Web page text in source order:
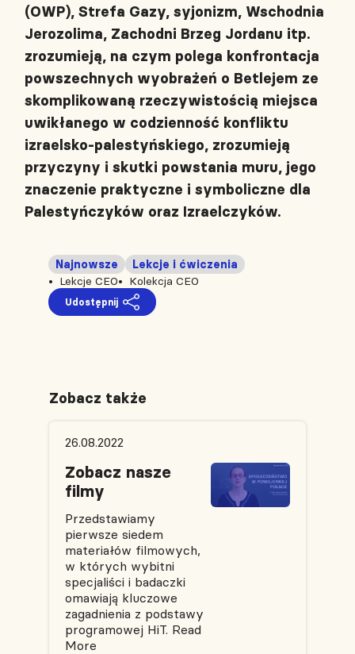
(OWP), Strefa Gazy, syjonizm, Wschodnia
Jerozolima, Zachodni Brzeg Jordanu itp.
zrozumieją, na czym polega konfrontacja
powszechnych wyobrażeń o Betlejem ze
skomplikowaną rzeczywistością miejsca
uwikłanego w codzienność konfliktu
izraelsko-palestyńskiego, zrozumieją
przyczyny i skutki powstania muru, jego
znaczenie praktyczne i symboliczne dla
Palestyńczyków oraz Izraelczyków.
Lekcje CEO
Najnowsze
Lekcje i ćwiczenia
Kolekcja CEO
Udostępnij
Zobacz także
26.08.2022
Zobacz nasze
filmy
Przedstawiamy
pierwsze siedem
materiałów filmowych,
w których wybitni
specjaliści i badaczki
omawiają kluczowe
zagadnienia z podstawy
programowej HiT. Read
More